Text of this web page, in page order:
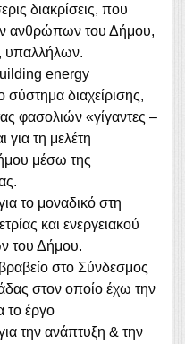
διακρίσεις, που
ανθρώπων του Δήμου,
υπαλλήλων.
energy
σύστημα διαχείρισης,
φασολιών «γίγαντες –
για τη μελέτη
μέσω της
το μοναδικό στη
και ενεργειακού
του Δήμου.
στο Σύνδεσμος
στον οποίο έχω την
το έργο
την ανάπτυξη & την